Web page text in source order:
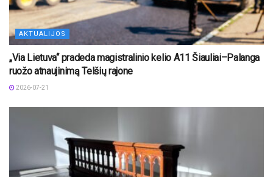
AKTUALIJOS
„Via Lietuva“ pradeda magistralinio kelio A11 Šiauliai–Palanga
ruožo atnaujinimą Telšių rajone
2026-07-21